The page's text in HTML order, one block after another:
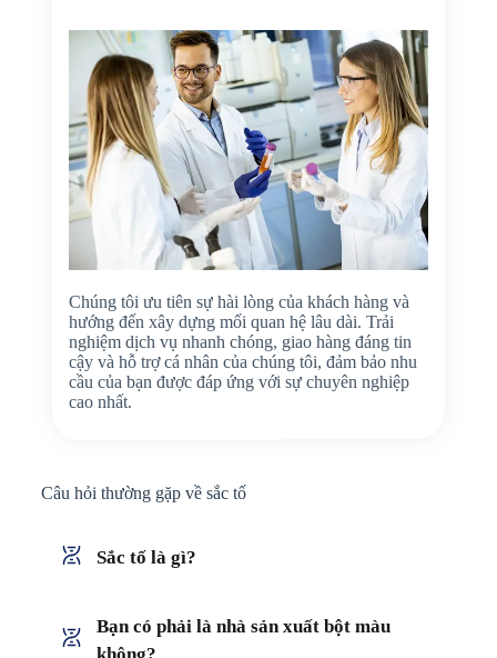
Chúng tôi ưu tiên sự hài lòng của khách hàng và
hướng đến xây dựng mối quan hệ lâu dài. Trải
nghiệm dịch vụ nhanh chóng, giao hàng đáng tin
cậy và hỗ trợ cá nhân của chúng tôi, đảm bảo nhu
cầu của bạn được đáp ứng với sự chuyên nghiệp
cao nhất.
Câu hỏi thường gặp về sắc tố
Sắc tố là gì?
Bạn có phải là nhà sản xuất bột màu